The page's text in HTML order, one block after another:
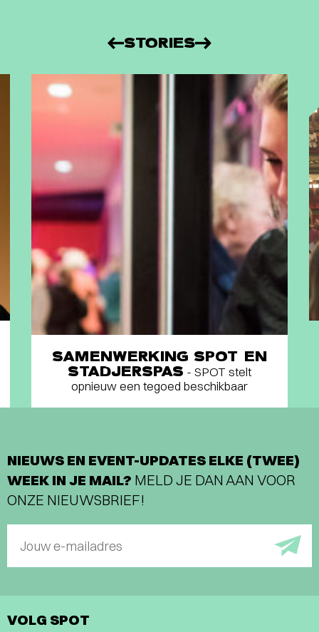
STORIES
SAMENWERKING SPOT EN
STADJERSPAS - SPOT stelt
opnieuw een tegoed beschikbaar
NIEUWS EN EVENT-UPDATES ELKE (TWEE)
WEEK IN JE MAIL? MELD JE DAN AAN VOOR
ONZE NIEUWSBRIEF!
Jouw e-mailadres
VOLG SPOT